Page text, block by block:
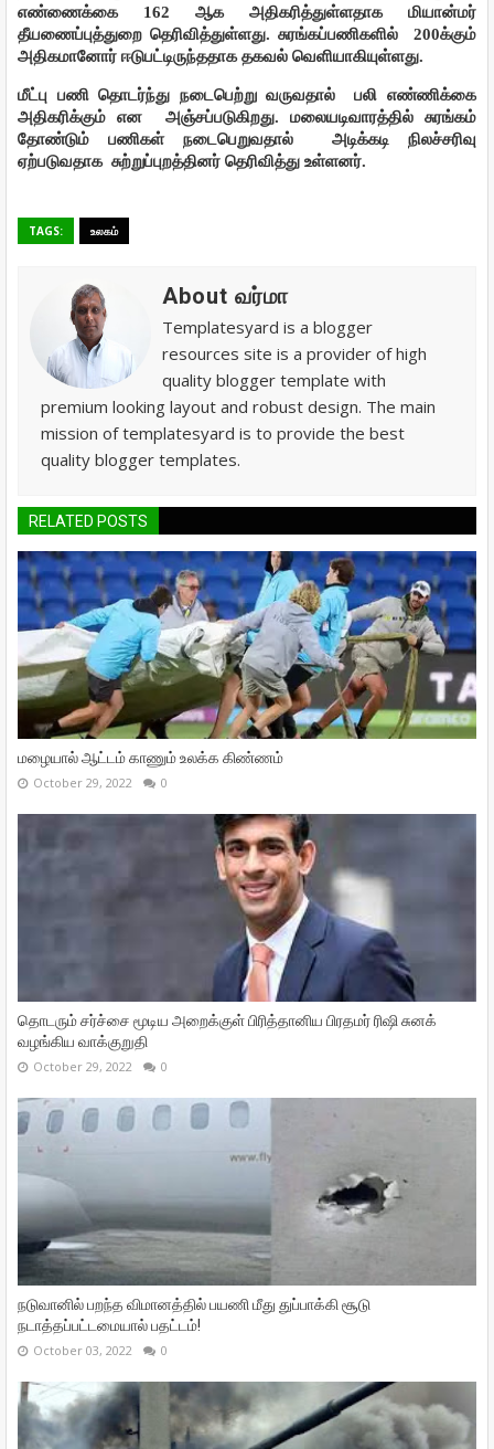
எண்ணைக்கை 162 ஆக அதிகரித்துள்ளதாக மியான்மர்
தீயணைப்புத்துறை தெரிவித்துள்ளது. சுரங்கப்பணிகளில்
200க்கும்
அதிகமானோர் ஈடுபட்டிருந்ததாக தகவல் வெளியாகியுள்ளது.
மீட்பு பணி தொடர்ந்து நடைபெற்று வருவதால்
பலி எண்ணிக்கை
அதிகரிக்கும் என
அஞ்சப்படுகிறது. மலையடிவாரத்தில் சுரங்கம்
தோண்டும் பணிகள் நடைபெறுவதால்
அடிக்கடி நிலச்சரிவு
ஏற்படுவதாக சுற்றுப்புறத்தினர் தெரிவித்து உள்ளனர்.
TAGS: உலகம்
About வர்மா
Templatesyard is a blogger
resources site is a provider of high
quality blogger template with
premium looking layout and robust design. The main
mission of templatesyard is to provide the best
quality blogger templates.
RELATED POSTS
மழையால் ஆட்டம் காணும் உலக்க கிண்ணம்
October 29, 2022 0
தொடரும் சர்ச்சை மூடிய அறைக்குள் பிரித்தானிய பிரதமர் ரிஷி சுனக்
வழங்கிய வாக்குறுதி
October 29, 2022 0
நடுவானில் பறந்த விமானத்தில் பயணி மீது துப்பாக்கி சூடு
நடாத்தப்பட்டமையால் பதட்டம்!
October 03, 2022 0